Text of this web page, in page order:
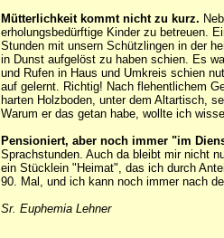
Mütterlichkeit kommt nicht zu kurz.
erholungsbedürftige Kinder zu betreuen.
Stunden mit unsern Schützlingen in der
in Dunst aufgelöst zu haben schien. Es
und Rufen in Haus und Umkreis schien
auf gelernt. Richtig! Nach flehentlichem
harten Holzboden, unter dem Altartisch,
Warum er das getan habe, wollte ich
Pensioniert, aber noch immer "im
Sprachstunden. Auch da bleibt mir nicht
ein Stücklein "Heimat", das ich durch
90. Mal, und ich kann noch immer nach
Sr. Euphemia Lehner